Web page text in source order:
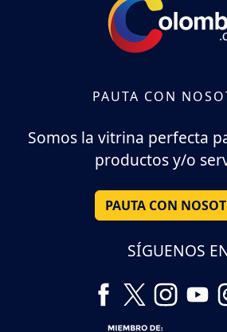
PAUTA CON
Somos la vitrina perfecta
productos y/o
PAUTA CON
SÍGUENOS